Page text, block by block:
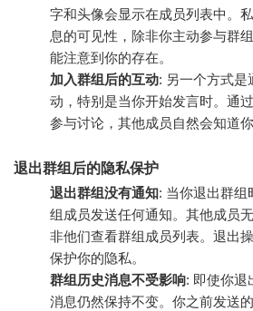
字和头像会显示在成员列表中。
息的可见性，除非你主动参与群
能注意到你的存在。
加入群组后的互动: 另一个方式是
动，特别是当你开始发言时。通
参与讨论，其他成员自然会知道
退出群组后的隐私保护
退出群组没有通知: 当你退出群组
组成员发送任何通知。其他成员
非他们查看群组成员列表。退出
保护你的隐私。
群组历史消息不受影响: 即使你退
消息仍然保持不变。你之前发送